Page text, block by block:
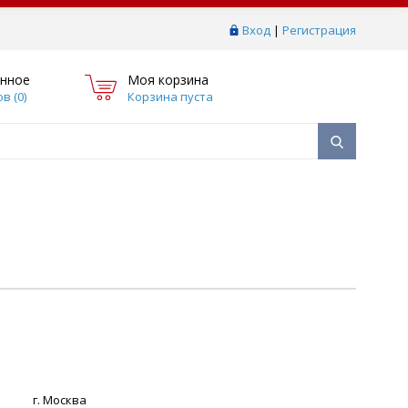
Вход | Регистрация
(0)
Моя корзина
Корзина пуста
г. Москва